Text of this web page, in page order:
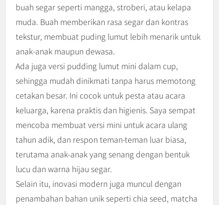
buah segar seperti mangga, stroberi, atau kelapa
muda. Buah memberikan rasa segar dan kontras
tekstur, membuat puding lumut lebih menarik untuk
anak-anak maupun dewasa.
Ada juga versi pudding lumut mini dalam cup,
sehingga mudah dinikmati tanpa harus memotong
cetakan besar. Ini cocok untuk pesta atau acara
keluarga, karena praktis dan higienis. Saya sempat
mencoba membuat versi mini untuk acara ulang
tahun adik, dan respon teman-teman luar biasa,
terutama anak-anak yang senang dengan bentuk
lucu dan warna hijau segar.
Selain itu, inovasi modern juga muncul dengan
penambahan bahan unik seperti chia seed, matcha